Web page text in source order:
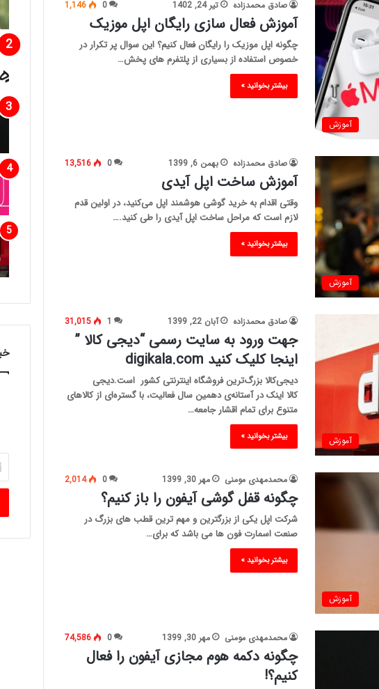
آموزش
صادق محمدزاده تیر 24, 1402 0
1,146
آموزش فعال سازی رایگان اپل موزیک
چگونه اپل موزیک را رایگان فعال کنیم؟ این سوال پر تکرار در
خصوص استفاده از بسیاری از پلتفرم های پخش…
بیشتر بخوانید »
آموزش
صادق محمدزاده بهمن 6, 1399 0
13,516
آموزش ساخت اپل آیدی
وقتی اقدام به خرید گوشی هوشمند اپل می‌کنید، در اولین قدم
لازم است که مراحل ساخت اپل آیدی را طی کنید.…
بیشتر بخوانید »
آموزش
صادق محمدزاده آبان 22, 1399 1
31,015
جهت ورود به سایت رسمی “دیجی کالا ”
اینجا کلیک کنید digikala.com
دیجی‌کالا بزرگ‌ترین فروشگاه اینترنتی کشور است.دیجی
کالا اینک در آستانه‌ی دهمین سال فعالیت، با گستره‌ای از کالاهای
متنوع برای تمام اقشار جامعه…
بیشتر بخوانید »
آموزش
محمدمهدی مومنی مهر 30, 1399 0
2,014
چگونه قفل گوشی آیفون را باز کنیم؟
شرکت اپل یکی از بزرگترین و مهم ترین قطب های بزرگ در
صنعت اسمارت فون ها می باشد که برای…
بیشتر بخوانید »
محمدمهدی مومنی مهر 30, 1399 0
74,586
چگونه دکمه هوم مجازی آیفون را فعال
کنیم؟!